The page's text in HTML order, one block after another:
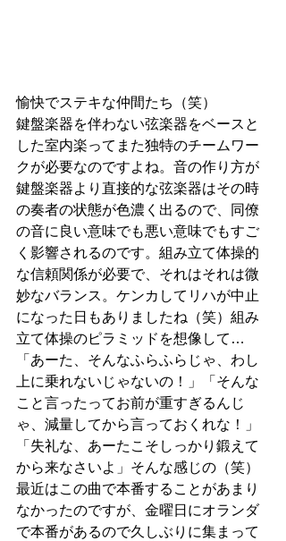
愉快でステキな仲間たち（笑）
鍵盤楽器を伴わない弦楽器をベースと
した室内楽ってまた独特のチームワー
クが必要なのですよね。音の作り方が
鍵盤楽器より直接的な弦楽器はその時
の奏者の状態が色濃く出るので、同僚
の音に良い意味でも悪い意味でもすご
く影響されるのです。組み立て体操的
な信頼関係が必要で、それはそれは微
妙なバランス。ケンカしてリハが中止
になった日もありましたね（笑）組み
立て体操のピラミッドを想像して…
「あーた、そんなふらふらじゃ、わし
上に乗れないじゃないの！」「そんな
こと言ったってお前が重すぎるんじ
ゃ、減量してから言っておくれな！」
「失礼な、あーたこそしっかり鍛えて
から来なさいよ」そんな感じの（笑）
最近はこの曲で本番することがあまり
なかったのですが、金曜日にオランダ
で本番があるので久しぶりに集まって